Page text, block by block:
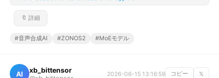
ンモデルとして公開されたため、誰もが高度な音声合成技術を利
用できるようになりました。
🔖 詳細
#音声合成AI #ZONOS2 #MoEモデル
AI xb_bittensor 2026-06-15 13:16:59 コピー 𝕏